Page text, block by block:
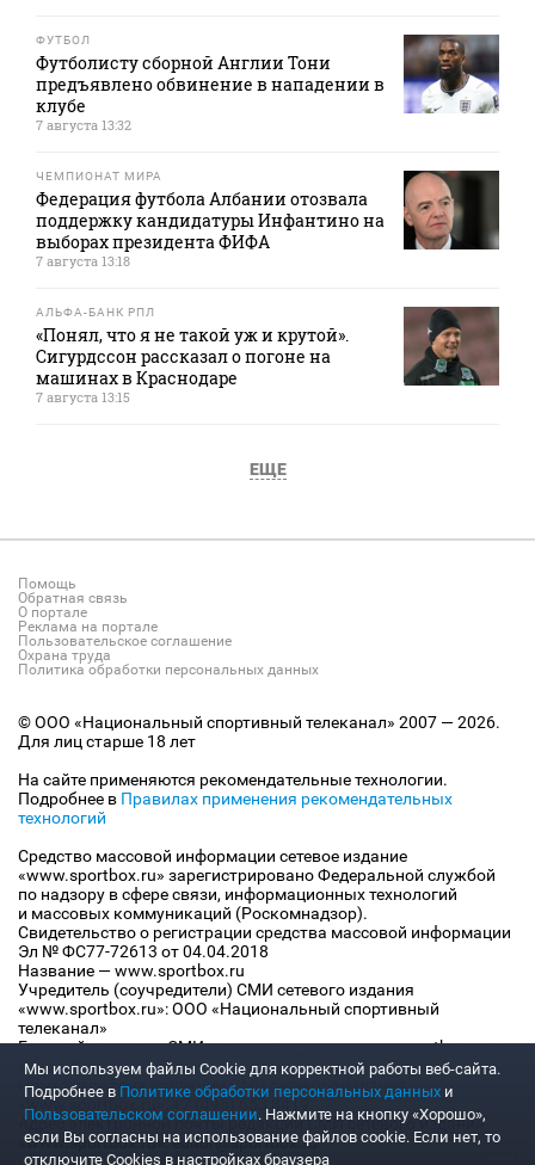
ФУТБОЛ
Футболисту сборной Англии Тони
предъявлено обвинение в нападении в
клубе
7 августа 13:32
ЧЕМПИОНАТ МИРА
Федерация футбола Албании отозвала
поддержку кандидатуры Инфантино на
выборах президента ФИФА
7 августа 13:18
АЛЬФА-БАНК РПЛ
«Понял, что я не такой уж и крутой».
Сигурдссон рассказал о погоне на
машинах в Краснодаре
7 августа 13:15
ЕЩЕ
Помощь
Обратная связь
О портале
Реклама на портале
Пользовательское соглашение
Охрана труда
Политика обработки персональных данных
© ООО «Национальный спортивный телеканал» 2007 — 2026.
Для лиц старше 18 лет
На сайте применяются рекомендательные технологии.
Подробнее в Правилах применения рекомендательных
технологий
Средство массовой информации сетевое издание
«www.sportbox.ru» зарегистрировано Федеральной службой
по надзору в сфере связи, информационных технологий
и массовых коммуникаций (Роскомнадзор).
Свидетельство о регистрации средства массовой информации
Эл № ФС77-72613 от 04.04.2018
Название — www.sportbox.ru
Учредитель (соучредители) СМИ сетевого издания
«www.sportbox.ru»: ООО «Национальный спортивный
телеканал»
Главный редактор СМИ сетевого издания «www.sportbox.ru»:
Конов В.А.
Номер телефона редакции СМИ сетевого издания
«www.sportbox.ru»: +7 (495) 653 8419
Адрес электронной почты редакции СМИ сетевого издания
«www.sportbox.ru»: editor@sportbox.ru
Мы используем файлы Сookie для корректной работы веб-сайта.
Подробнее в Политике обработки персональных данных и
Пользовательском соглашении. Нажмите на кнопку «Хорошо»,
если Вы согласны на использование файлов cookie. Если нет, то
отключите Cookies в настройках браузера